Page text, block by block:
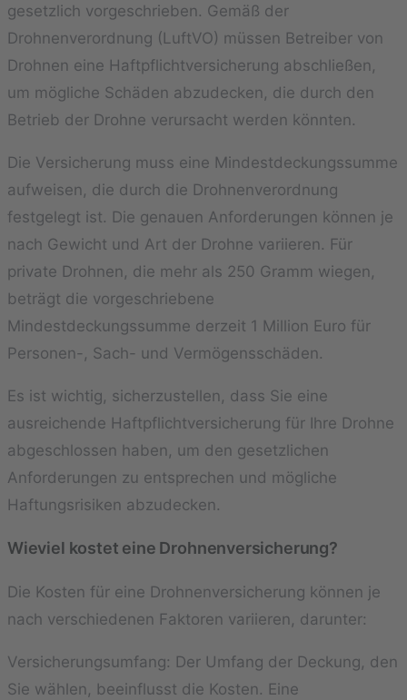
gesetzlich vorgeschrieben. Gemäß der
Drohnenverordnung (LuftVO) müssen Betreiber von
Drohnen eine Haftpflichtversicherung abschließen,
um mögliche Schäden abzudecken, die durch den
Betrieb der Drohne verursacht werden könnten.
Die Versicherung muss eine Mindestdeckungssumme
aufweisen, die durch die Drohnenverordnung
festgelegt ist. Die genauen Anforderungen können je
nach Gewicht und Art der Drohne variieren. Für
private Drohnen, die mehr als 250 Gramm wiegen,
beträgt die vorgeschriebene
Mindestdeckungssumme derzeit 1 Million Euro für
Personen-, Sach- und Vermögensschäden.
Es ist wichtig, sicherzustellen, dass Sie eine
ausreichende Haftpflichtversicherung für Ihre Drohne
abgeschlossen haben, um den gesetzlichen
Anforderungen zu entsprechen und mögliche
Haftungsrisiken abzudecken.
Wieviel kostet eine Drohnenversicherung?
Die Kosten für eine Drohnenversicherung können je
nach verschiedenen Faktoren variieren, darunter:
Versicherungsumfang: Der Umfang der Deckung, den
Sie wählen, beeinflusst die Kosten. Eine